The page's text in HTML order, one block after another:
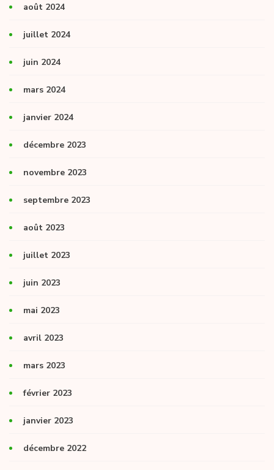
août 2024
juillet 2024
juin 2024
mars 2024
janvier 2024
décembre 2023
novembre 2023
septembre 2023
août 2023
juillet 2023
juin 2023
mai 2023
avril 2023
mars 2023
février 2023
janvier 2023
décembre 2022